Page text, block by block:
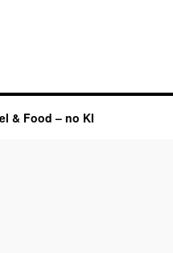
& Food – no KI